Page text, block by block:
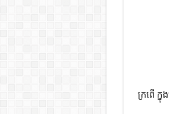
ក្រពើ ក្